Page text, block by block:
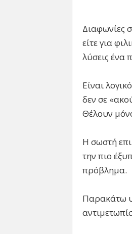
Διαφωνίες
είτε για
λύσεις ένα
Είναι
δεν σε
Θέλουν
Η σωστή
την πιο
πρόβλημα.
Παρακάτω